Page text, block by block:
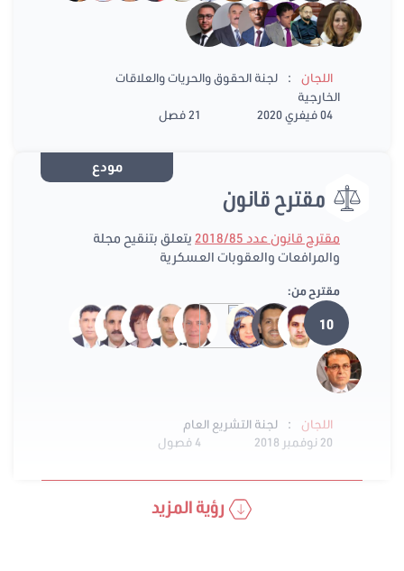
اللجان :
لجنة الحقوق والحريات والعلاقات
الخارجية
04 فيفري 2020
21 فصل
مودع
مقترح قانون
مقترح قانون عدد 2018/85
يتعلق بتنقيح مجلة
والمرافعات والعقوبات العسكرية
مقترح من:
10
اللجان :
لجنة التشريع العام
20 نوفمبر 2018
4 فصول
رؤية المزيد